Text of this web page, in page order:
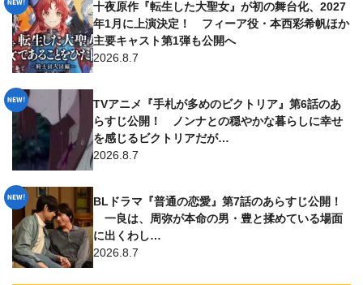
十夜原作『転生した大聖女』が初の舞台化、2027
年1月に上演決定！ フィーア役・本西彩希帆ほか
主要キャスト第1弾も公開へ
2026.8.7
TVアニメ『手札が多めのビクトリア』第6話のあ
らすじ公開！ ノンナとの穏やかな暮らしに幸せ
を感じるビクトリアだが…
2026.8.7
BLドラマ『普通の恋愛』第7話のあらすじ公開！
一良は、周弥が本命の男・豊と揉めている場面
に出くわし…
2026.8.7